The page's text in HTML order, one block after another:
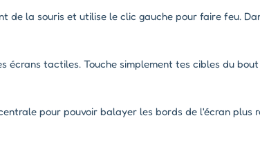
de la souris et utilise le clic gauche pour faire feu.
écrans tactiles. Touche simplement tes cibles du
pour pouvoir balayer les bords de l'écran plus